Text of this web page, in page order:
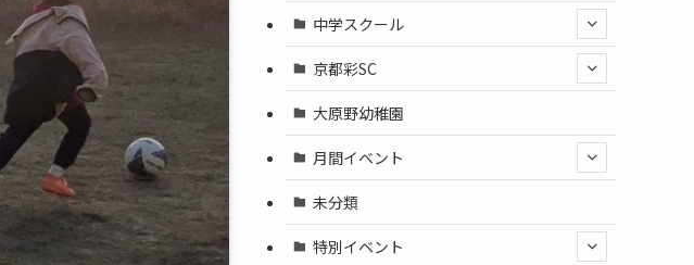
中学スクール
京都彩SC
大原野幼稚園
月間イベント
未分類
特別イベント